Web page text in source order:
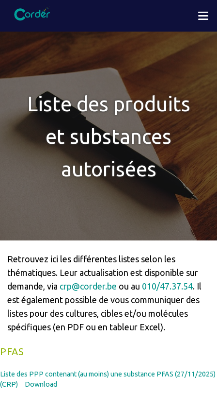
Aller
contenu
principal
Liste des produits
et substances
autorisées
Retrouvez ici les différentes listes selon les
thématiques. Leur actualisation est disponible sur
demande, via crp@corder.be ou au 010/47.37.54. Il
est également possible de vous communiquer des
listes pour des cultures, cibles et/ou molécules
spécifiques (en PDF ou en tableur Excel).
PFAS
Liste des PPP contenant (au moins) une substance PFAS (27/11/2025)
(CRP)
Download